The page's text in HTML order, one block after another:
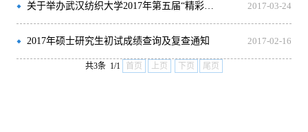
关于举办武汉纺织大学2017年第五届“精彩研续”研究生羽毛球比赛的通知 2017-03-24
2017年硕士研究生初试成绩查询及复查通知 2017-02-16
共3条 1/1 首页 上页 下页 尾页